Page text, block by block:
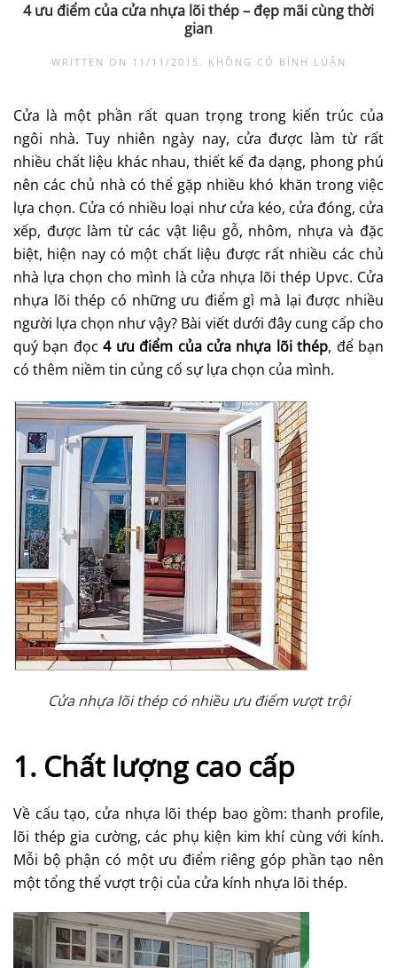
4 ưu điểm của cửa nhựa lõi thép – đẹp mãi cùng thời
gian
WRITTEN ON 11/11/2015 . KHÔNG CÓ BÌNH LUẬN
CỦA
NHỰA
THÉP
–
ĐẸP
MÃI
CÙNG
THỜI
GIAN
Cửa là một phần rất quan trọng trong kiến trúc của
ngôi nhà. Tuy nhiên ngày nay, cửa được làm từ rất
nhiều chất liệu khác nhau, thiết kế đa dạng, phong phú
nên các chủ nhà có thể gặp nhiều khó khăn trong việc
lựa chọn. Cửa có nhiều loại như cửa kéo, cửa đóng, cửa
xếp, được làm từ các vật liệu gỗ, nhôm, nhựa và đặc
biệt, hiện nay có một chất liệu được rất nhiều các chủ
nhà lựa chọn cho mình là cửa nhựa lõi thép Upvc. Cửa
nhựa lõi thép có những ưu điểm gì mà lại được nhiều
người lựa chọn như vậy? Bài viết dưới đây cung cấp cho
quý bạn đọc4 ưu điểm của cửa nhựa lõi thép, để bạn
có thêm niềm tin củng cố sự lựa chọn của mình.
Cửa nhựa lõi thép có nhiều ưu điểm vượt trội
1. Chất lượng cao cấp
Về cấu tạo, cửa nhựa lõi thép bao gồm: thanh profile,
lõi thép gia cường, các phụ kiện kim khí cùng với kính.
Mỗi bộ phận có một ưu điểm riêng góp phần tạo nên
một tổng thể vượt trội của cửa kính nhựa lõi thép.